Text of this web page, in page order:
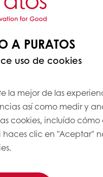
A PURATOS
uso de cookies
la mejor de las
así como medir y
cookies, incluído cómo
haces clic en "Aceptar"